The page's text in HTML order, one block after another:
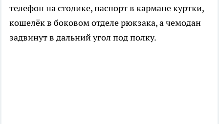
телефон на столике, паспорт в кармане куртки,
кошелёк в боковом отделе рюкзака, а чемодан
задвинут в дальний угол под полку.